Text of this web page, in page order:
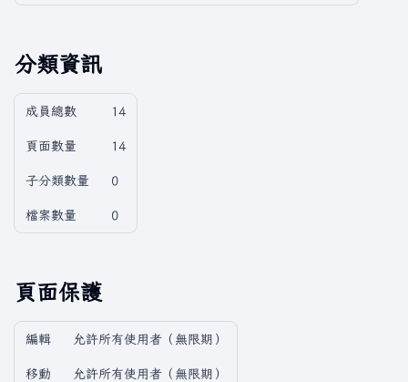
分類資訊
成員總數 14
頁面數量 14
子分類數量 0
檔案數量 0
頁面保護
編輯 允許所有使用者​（無限期）
移動 允許所有使用者​（無限期）